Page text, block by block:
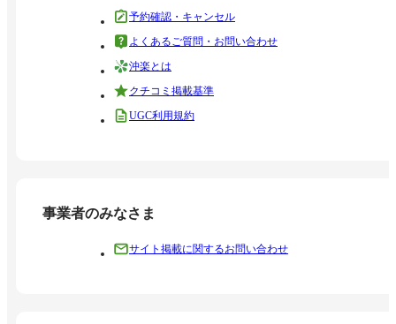
予約確認・キャンセル
よくあるご質問・お問い合わせ
沖楽とは
クチコミ掲載基準
UGC利用規約
事業者のみなさま
サイト掲載に関するお問い合わせ